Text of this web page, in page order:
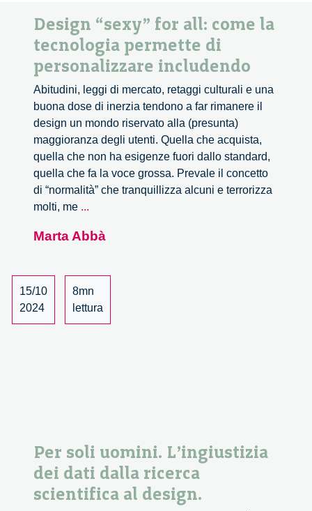
Design “sexy” for all: come la
tecnologia permette di
personalizzare includendo
Abitudini, leggi di mercato, retaggi culturali e una
buona dose di inerzia tendono a far rimanere il
design un mondo riservato alla (presunta)
maggioranza degli utenti. Quella che acquista,
quella che non ha esigenze fuori dallo standard,
quella che fa la voce grossa. Prevale il concetto
di “normalità” che tranquillizza alcuni e terrorizza
molti, me ...
for
come
la
tecnologia
permette
Marta Abbà
15/10
2024
8mn
lettura
Per soli uomini. L’ingiustizia
dei dati dalla ricerca
scientifica al design.